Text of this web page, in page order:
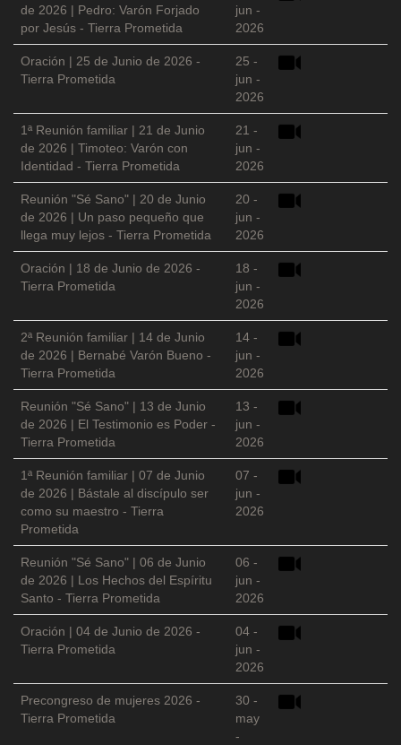
de 2026 | Pedro: Varón Forjado
por Jesús - Tierra Prometida
jun -
2026
Oración | 25 de Junio de 2026 -
Tierra Prometida
25 -
jun -
2026
1ª Reunión familiar | 21 de Junio
de 2026 | Timoteo: Varón con
Identidad - Tierra Prometida
21 -
jun -
2026
Reunión "Sé Sano" | 20 de Junio
de 2026 | Un paso pequeño que
llega muy lejos - Tierra Prometida
20 -
jun -
2026
Oración | 18 de Junio de 2026 -
Tierra Prometida
18 -
jun -
2026
2ª Reunión familiar | 14 de Junio
de 2026 | Bernabé Varón Bueno -
Tierra Prometida
14 -
jun -
2026
Reunión "Sé Sano" | 13 de Junio
de 2026 | El Testimonio es Poder -
Tierra Prometida
13 -
jun -
2026
1ª Reunión familiar | 07 de Junio
de 2026 | Bástale al discípulo ser
como su maestro - Tierra
Prometida
07 -
jun -
2026
Reunión "Sé Sano" | 06 de Junio
de 2026 | Los Hechos del Espíritu
Santo - Tierra Prometida
06 -
jun -
2026
Oración | 04 de Junio de 2026 -
Tierra Prometida
04 -
jun -
2026
Precongreso de mujeres 2026 -
Tierra Prometida
30 -
may
-